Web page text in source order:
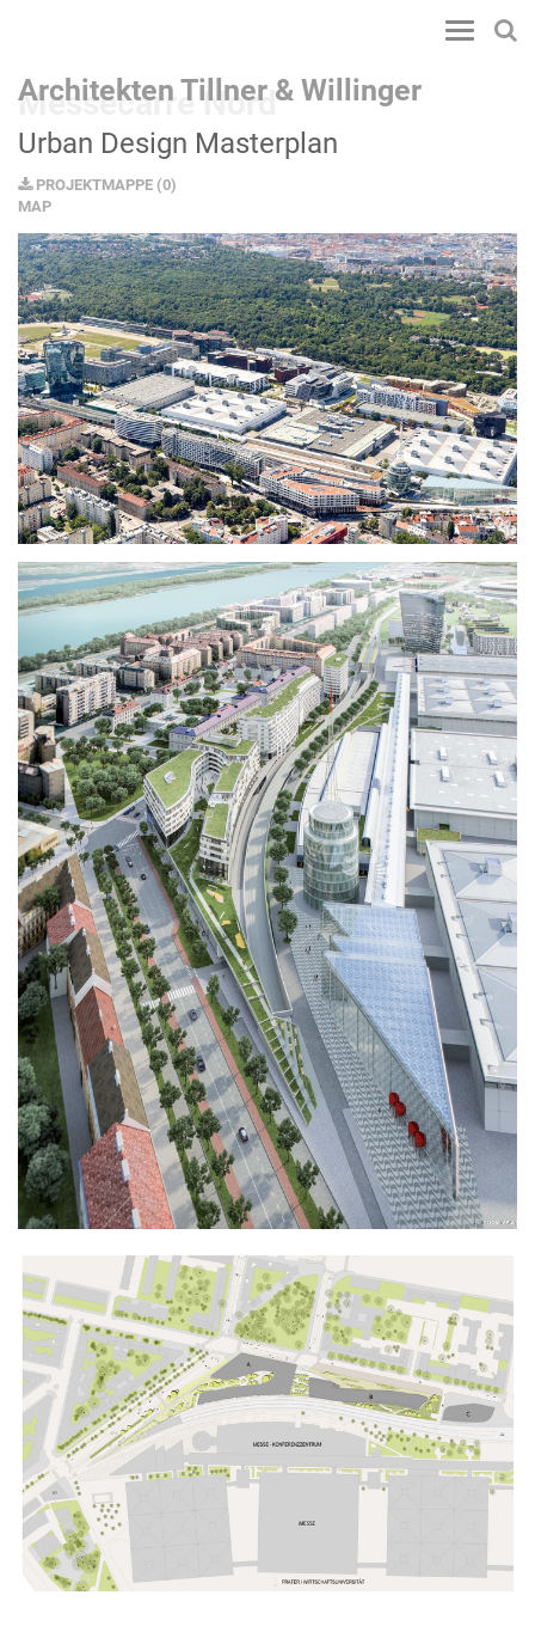
Toggle
Architekten Tillner & Willinger
Messecarre Nord
Urban Design Masterplan
PROJEKTMAPPE (0)
MAP